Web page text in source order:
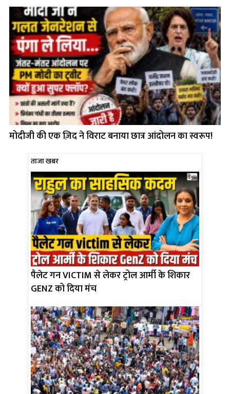
मोदीजी की एक ज़िद ने विराट बनाया छात्र आंदोलन का स्वरूप!
ताजा खबर
पैलेट गन VICTIM से लेकर ट्रोल आर्मी के शिकार
GENZ को दिया मंच